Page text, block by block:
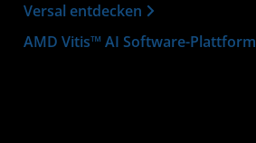
Versal entdecken
AMD Vitis™ AI Software-Plattform